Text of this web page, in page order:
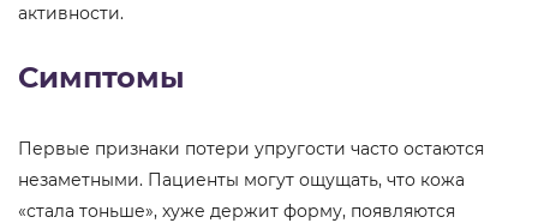
активности.
Симптомы
Первые признаки потери упругости часто остаются
незаметными. Пациенты могут ощущать, что кожа
«стала тоньше», хуже держит форму, появляются